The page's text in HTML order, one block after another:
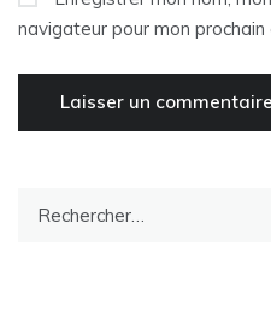
navigateur pour mon prochain